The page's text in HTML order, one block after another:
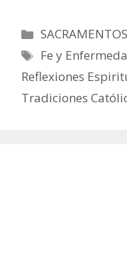
Categorías
SACRAMENTOS
Etiquetas
Fe y
Reflexiones
Tradiciones